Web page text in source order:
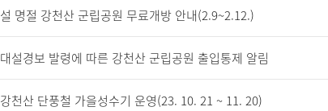
설 명절 강천산 군립공원 무료개방 안내(2.9~2.12.)
대설경보 발령에 따른 강천산 군립공원 출입통제 알림
강천산 단풍철 가을성수기 운영(23. 10. 21 ~ 11. 20)